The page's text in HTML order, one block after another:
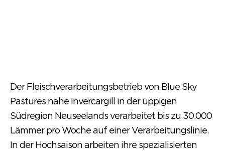
Der Fleischverarbeitungsbetrieb von Blue Sky
Pastures nahe Invercargill in der üppigen
Südregion Neuseelands verarbeitet bis zu 30.000
Lämmer pro Woche auf einer Verarbeitungslinie.
In der Hochsaison arbeiten ihre spezialisierten